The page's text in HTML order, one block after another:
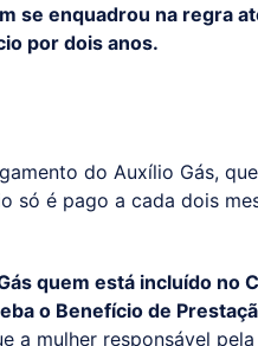
se enquadrou na regra
por dois anos.
do Auxílio Gás,
só é pago a cada dois
quem está incluído no
o Benefício de
a mulher responsável